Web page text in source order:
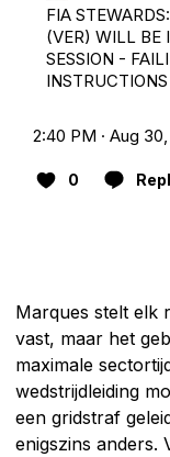
FIA
(VER) WILL BE
SESSION -
2:40 PM · Aug
0
Marques stelt elk
vast, maar het
maximale
wedstrijdleiding
een gridstraf
enigszins anders.